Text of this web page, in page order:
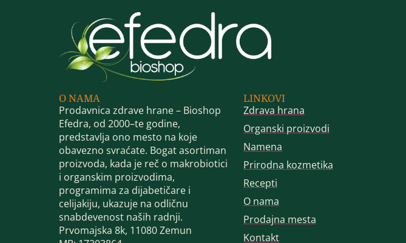
O NAMA
Prodavnica zdrave hrane – Bioshop
Efedra, od 2000–te godine,
predstavlja ono mesto na koje
obavezno svraćate. Bogat asortiman
proizvoda, kada je reč o makrobiotici
i organskim proizvodima,
programima za dijabetičare i
celijakiju, ukazuje na odličnu
snabdevenost naših radnji.
Prvomajska 8k, 11080 Zemun
LINKOVI
Zdrava hrana
Organski proizvodi
Namena
Prirodna kozmetika
Recepti
O nama
Prodajna mesta
Kontakt